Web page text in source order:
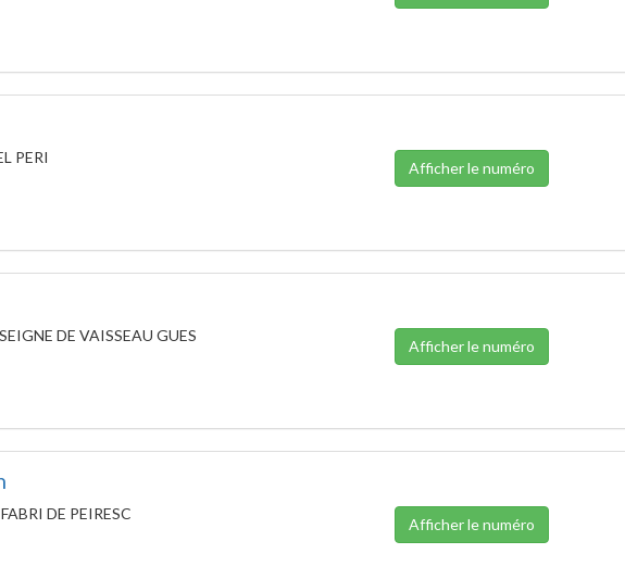
PERI
Afficher le numéro
DE VAISSEAU GUES
Afficher le numéro
DE PEIRESC
Afficher le numéro